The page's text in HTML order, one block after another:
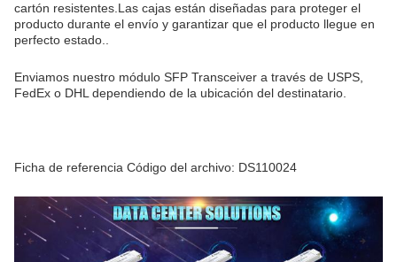
cartón resistentes.Las cajas están diseñadas para proteger el
producto durante el envío y garantizar que el producto llegue en
perfecto estado..
Enviamos nuestro módulo SFP Transceiver a través de USPS,
FedEx o DHL dependiendo de la ubicación del destinatario.
Ficha de referencia Código del archivo: DS110024